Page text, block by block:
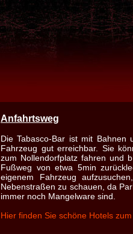
Anfahrtsweg
Die Tabasco-Bar ist mit Bahnen
Fahrzeug gut erreichbar. Sie
zum Nollendorfplatz fahren und
Fußweg von etwa 5min
eigenem Fahrzeug
Nebenstraßen zu schauen, da
immer noch Mangelware sind.
Hier finden Sie schöne Hotels